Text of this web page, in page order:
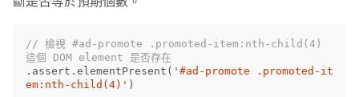
// 檢視 #ad-promote .promoted-item:nth-child(4)
這個 DOM element 是否存在
. assert . elementPresent ( ' #ad-promote .promoted-it
em:nth-child(4) ' )